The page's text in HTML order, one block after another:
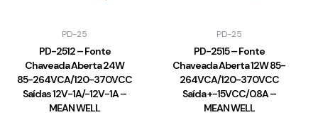
PD-25
PD-2512 – Fonte
Chaveada Aberta 24W
85-264VCA/120-370VCC
Saídas 12V-1A/-12V-1A –
MEAN WELL
PD-25
PD-2515 – Fonte
Chaveada Aberta 12W 85-
264VCA/120-370VCC
Saída +-15VCC/0.8A –
MEAN WELL